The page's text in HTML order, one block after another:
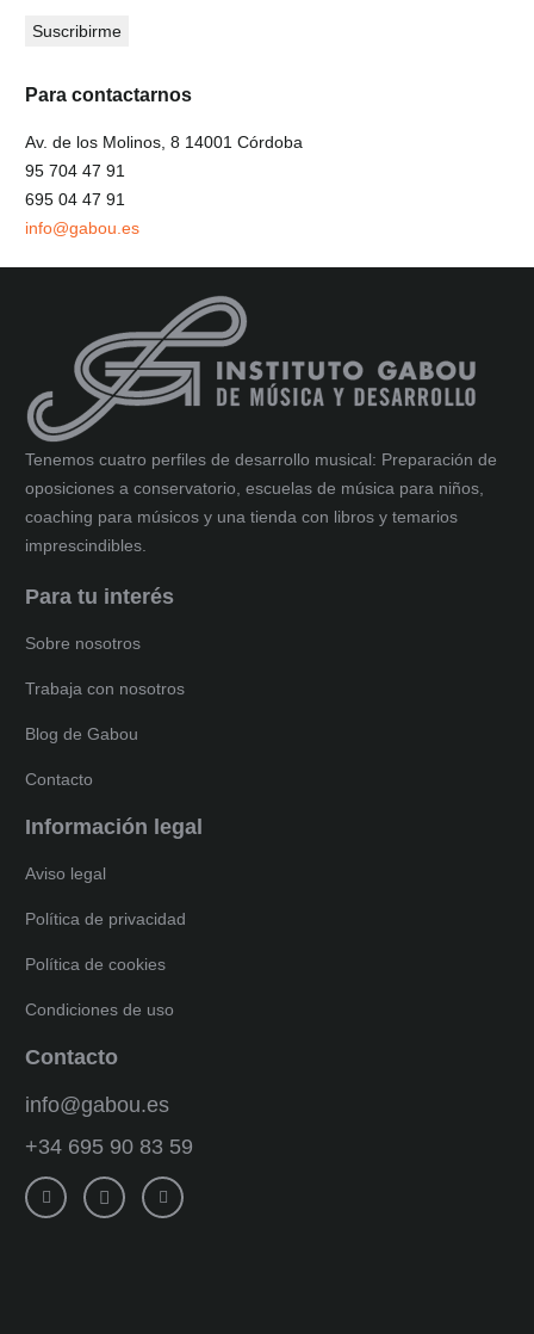
Para contactarnos
Av. de los Molinos, 8 14001 Córdoba
95 704 47 91
695 04 47 91
info@gabou.es
Tenemos cuatro perfiles de desarrollo musical: Preparación de
oposiciones a conservatorio, escuelas de música para niños,
coaching para músicos y una tienda con libros y temarios
imprescindibles.
Para tu interés
Sobre nosotros
Trabaja con nosotros
Blog de Gabou
Contacto
Información legal
Aviso legal
Política de privacidad
Política de cookies
Condiciones de uso
Contacto
info@gabou.es
+34 695 90 83 59